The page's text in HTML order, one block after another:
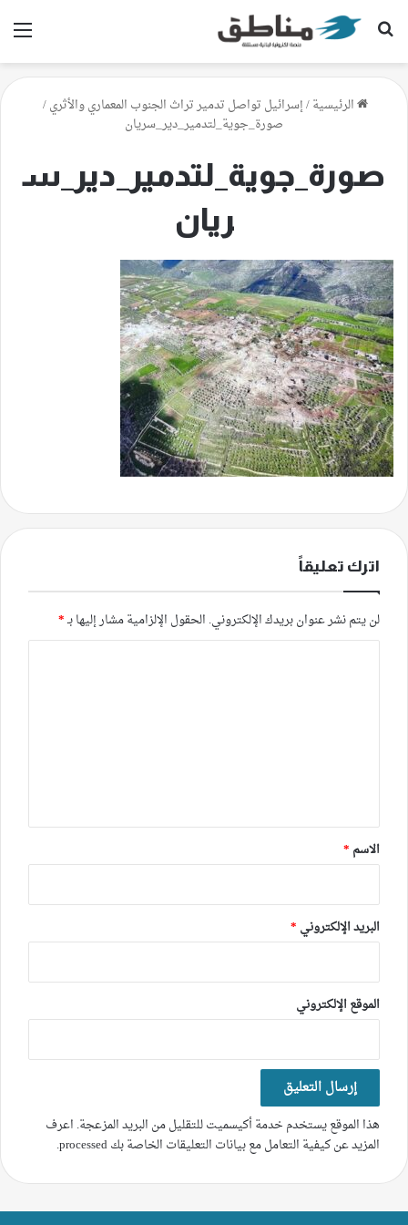
بحث عن
الرئيسية/إسرائيل تواصل تدمير تراث الجنوب المعماري والأثري/
صورة_جوية_لتدمير_دير_سريان
صورة_جوية_لتدمير_دير_س
ريان
اترك تعليقاً
لن يتم نشر عنوان بريدك الإلكتروني. الحقول الإلزامية مشار إليها بـ*
*
الاسم *
البريد الإلكتروني *
الموقع الإلكتروني
هذا الموقع يستخدم خدمة أكيسميت للتقليل من البريد المزعجة. اعرف
المزيد عن كيفية التعامل مع بيانات التعليقات الخاصة بك processed
.